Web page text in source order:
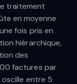
traitement
en moyenne
fois pris en
hiérarchique,
des
factures par
oscille entre 5